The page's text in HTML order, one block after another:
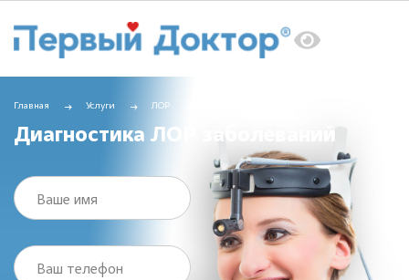
Главная Услуги ЛОР
Диагностика ЛОР заболеваний
Ваше имя
Ваш телефон